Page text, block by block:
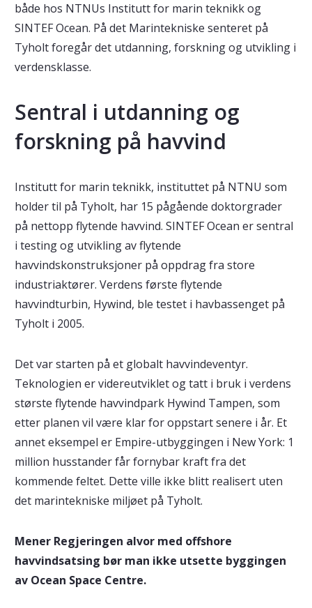
både hos NTNUs Institutt for marin teknikk og
SINTEF Ocean. På det Marintekniske senteret på
Tyholt foregår det utdanning, forskning og utvikling i
verdensklasse.
Sentral i utdanning og
forskning på havvind
Institutt for marin teknikk, instituttet på NTNU som
holder til på Tyholt, har 15 pågående doktorgrader
på nettopp flytende havvind. SINTEF Ocean er sentral
i testing og utvikling av flytende
havvindskonstruksjoner på oppdrag fra store
industriaktører. Verdens første flytende
havvindturbin, Hywind, ble testet i havbassenget på
Tyholt i 2005.
Det var starten på et globalt havvindeventyr.
Teknologien er videreutviklet og tatt i bruk i verdens
største flytende havvindpark Hywind Tampen, som
etter planen vil være klar for oppstart senere i år. Et
annet eksempel er Empire-utbyggingen i New York: 1
million husstander får fornybar kraft fra det
kommende feltet. Dette ville ikke blitt realisert uten
det marintekniske miljøet på Tyholt.
Mener Regjeringen alvor med offshore
havvindsatsing bør man ikke utsette byggingen
av Ocean Space Centre.